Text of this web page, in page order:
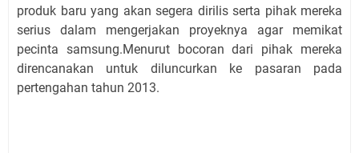
produk baru yang akan segera dirilis serta pihak mereka
serius dalam mengerjakan proyeknya agar memikat
pecinta samsung.Menurut bocoran dari pihak mereka
direncanakan untuk diluncurkan ke pasaran pada
pertengahan tahun 2013.